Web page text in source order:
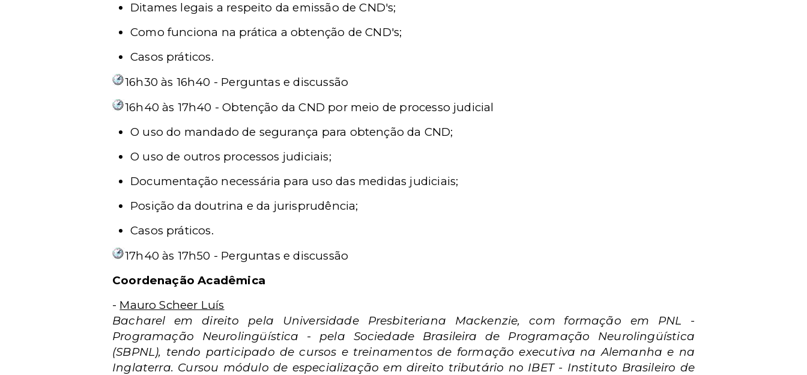
Ditames legais a respeito da emissão de CND's;
Como funciona na prática a obtenção de CND's;
Casos práticos.
16h30 às 16h40 - Perguntas e discussão
16h40 às 17h40 - Obtenção da CND por meio de processo judicial
O uso do mandado de segurança para obtenção da CND;
O uso de outros processos judiciais;
Documentação necessária para uso das medidas judiciais;
Posição da doutrina e da jurisprudência;
Casos práticos.
17h40 às 17h50 - Perguntas e discussão
Coordenação Acadêmica
- Mauro Scheer Luís
Bacharel em direito pela Universidade Presbiteriana Mackenzie, com formação em PNL -
Programação Neurolingüística - pela Sociedade Brasileira de Programação Neurolingüística
(SBPNL), tendo participado de cursos e treinamentos de formação executiva na Alemanha e na
Inglaterra. Cursou módulo de especialização em direito tributário no IBET - Instituto Brasileiro de